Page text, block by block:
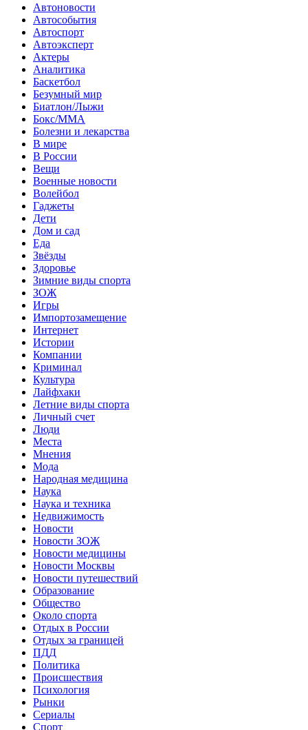
Автоновости
Автособытия
Автоспорт
Автоэксперт
Актеры
Аналитика
Баскетбол
Безумный мир
Биатлон/Лыжи
Бокс/MMA
Болезни и лекарства
В мире
В России
Вещи
Военные новости
Волейбол
Гаджеты
Дети
Дом и сад
Еда
Звёзды
Здоровье
Зимние виды спорта
ЗОЖ
Игры
Импортозамещение
Интернет
Истории
Компании
Криминал
Культура
Лайфхаки
Летние виды спорта
Личный счет
Люди
Места
Мнения
Мода
Народная медицина
Наука
Наука и техника
Недвижимость
Новости
Новости ЗОЖ
Новости медицины
Новости Москвы
Новости путешествий
Образование
Общество
Около спорта
Отдых в России
Отдых за границей
ПДД
Политика
Происшествия
Психология
Рынки
Сериалы
Спорт